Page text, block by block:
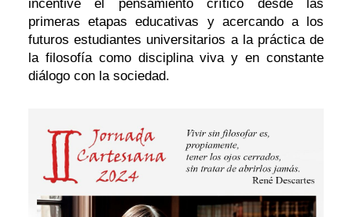
incentive el pensamiento crítico desde las
primeras etapas educativas y acercando a los
futuros estudiantes universitarios a la práctica de
la filosofía como disciplina viva y en constante
diálogo con la sociedad.